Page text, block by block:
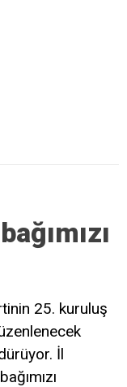
25. kuruluş
İl